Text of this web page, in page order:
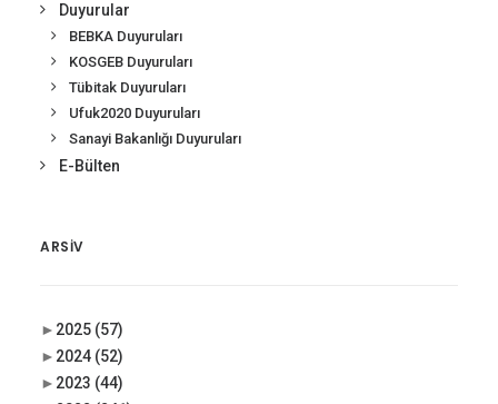
Duyurular
BEBKA Duyuruları
KOSGEB Duyuruları
Tübitak Duyuruları
Ufuk2020 Duyuruları
Sanayi Bakanlığı Duyuruları
E-Bülten
ARSIV
► 2025 (57)
► 2024 (52)
► 2023 (44)